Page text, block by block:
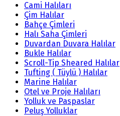
Cami Halıları
Çim Halılar
Bahçe Çimleri
Halı Saha Çimleri
Duvardan Duvara Halılar
Bukle Halılar
Scroll-Tip Sheared Halılar
Tufting ( Tüylü ) Halılar
Marine Halılar
Otel ve Proje Halıları
Yolluk ve Paspaslar
Peluş Yolluklar